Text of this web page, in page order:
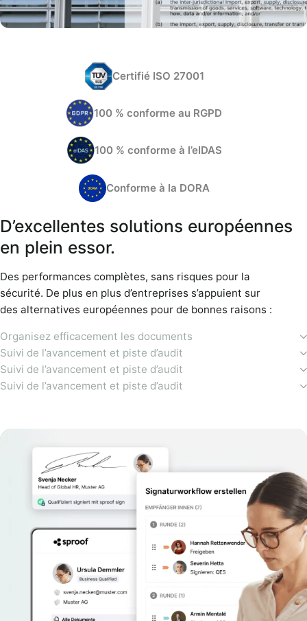
Certifié ISO 27001
100 % conforme au RGPD
100 % conforme à l’eIDAS
Conforme à la DORA
D’excellentes solutions européennes
en plein essor.
Des performances complètes, sans risques pour la
sécurité. De plus en plus d’entreprises s’appuient sur
des alternatives européennes pour de bonnes raisons :
Organisez efficacement les documents
Suivi de l’avancement et piste d’audit
Suivi de l’avancement et piste d’audit
Suivi de l’avancement et piste d’audit